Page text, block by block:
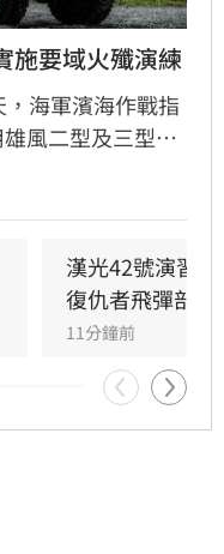
施要域火殲演練
海軍濱海作戰指
風二型及三型飛
施「要域火殲」
置，展現高機動性
漢光42號演習
復仇者飛彈部隊
11分鐘前